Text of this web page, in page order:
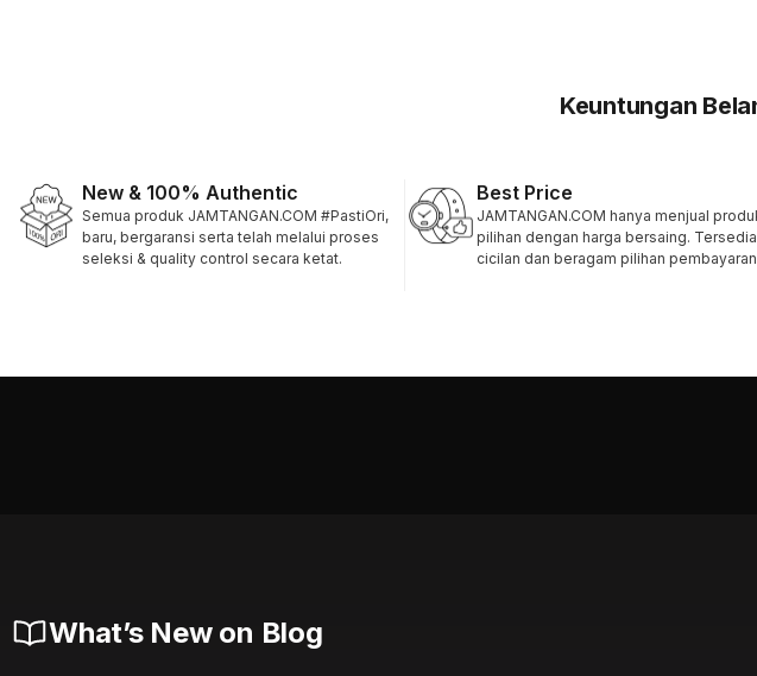
Keuntungan
New & 100% Authentic
Semua produk JAMTANGAN.COM #PastiOri,
baru, bergaransi serta telah melalui proses
seleksi & quality control secara ketat.
Best Price
JAMTANGAN.COM hanya menjual
pilihan dengan harga bersaing. Tersedia
cicilan dan beragam pilihan
What’s New on Blog